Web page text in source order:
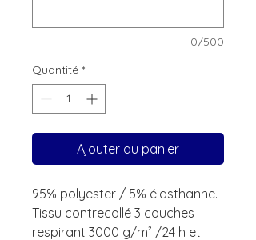
0/500
Quantité *
Ajouter au panier
95% polyester / 5% élasthanne.
Tissu contrecollé 3 couches
respirant 3000 g/m² /24 h et